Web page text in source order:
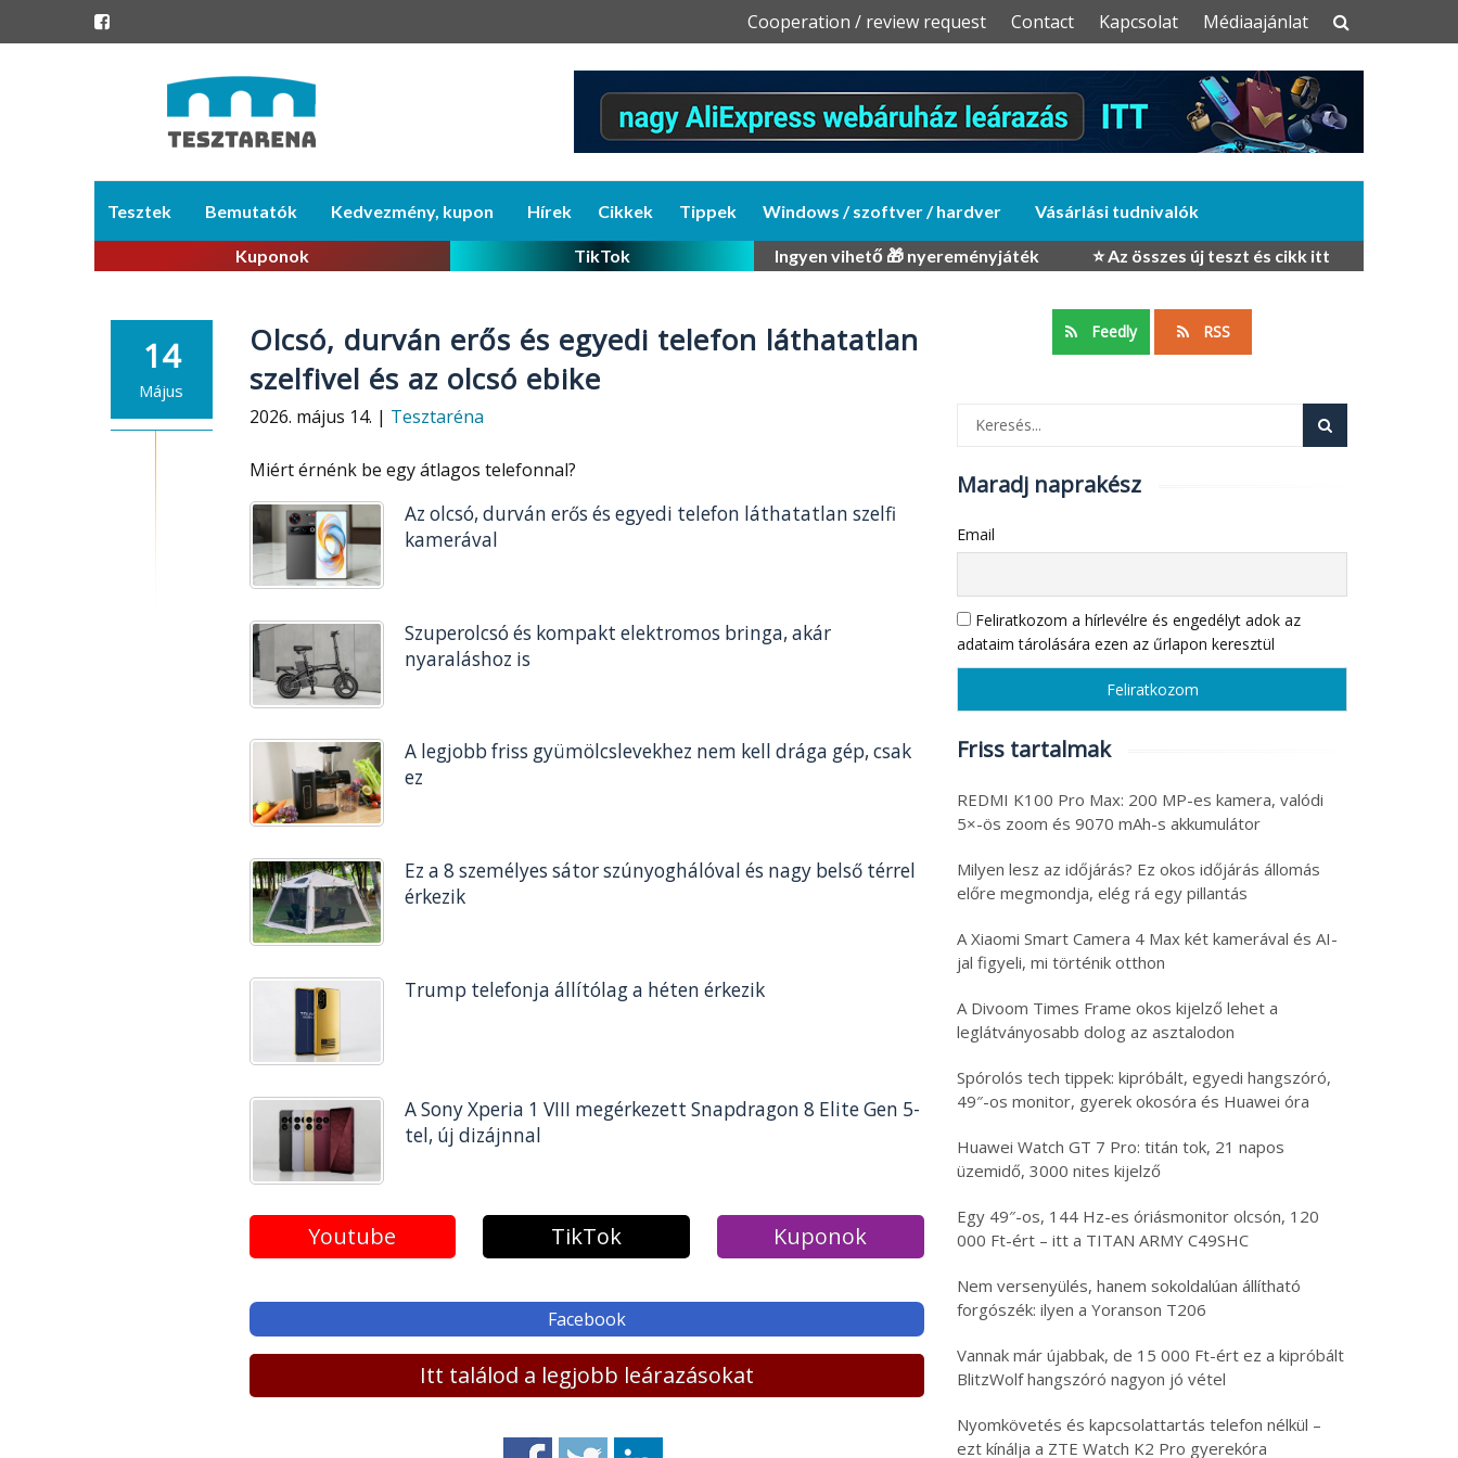
Skip
Cooperation / review request Contact Kapcsolat Médiaajánlat
content
Tesztek Bemutatók Kedvezmény, kupon Hírek Cikkek Tippek Windows / szoftver / hardver Vásárlási tudnivalók
Kuponok TikTok Ingyen vihető 🎁 nyereményjáték ⭐ Az összes új teszt és cikk itt
14
Május
Olcsó, durván erős és egyedi telefon láthatatlan
szelfivel és az olcsó ebike
2026. május 14. | Tesztaréna
Miért érnénk be egy átlagos telefonnal?
Az olcsó, durván erős és egyedi telefon láthatatlan szelfi
kamerával
Szuperolcsó és kompakt elektromos bringa, akár
nyaraláshoz is
A legjobb friss gyümölcslevekhez nem kell drága gép, csak
ez
Ez a 8 személyes sátor szúnyoghálóval és nagy belső térrel
érkezik
Trump telefonja állítólag a héten érkezik
A Sony Xperia 1 VIII megérkezett Snapdragon 8 Elite Gen 5-
tel, új dizájnnal
Youtube TikTok Kuponok
Facebook
Itt találod a legjobb leárazásokat
Feedly RSS
Maradj naprakész
Email
Feliratkozom a hírlevélre és engedélyt adok az
adataim tárolására ezen az űrlapon keresztül
Friss tartalmak
REDMI K100 Pro Max: 200 MP-es kamera, valódi
5×-ös zoom és 9070 mAh-s akkumulátor
Milyen lesz az időjárás? Ez okos időjárás állomás
előre megmondja, elég rá egy pillantás
A Xiaomi Smart Camera 4 Max két kamerával és AI-
jal figyeli, mi történik otthon
A Divoom Times Frame okos kijelző lehet a
leglátványosabb dolog az asztalodon
Spórolós tech tippek: kipróbált, egyedi hangszóró,
49″-os monitor, gyerek okosóra és Huawei óra
Huawei Watch GT 7 Pro: titán tok, 21 napos
üzemidő, 3000 nites kijelző
Egy 49″-os, 144 Hz-es óriásmonitor olcsón, 120
000 Ft-ért – itt a TITAN ARMY C49SHC
Nem versenyülés, hanem sokoldalúan állítható
forgószék: ilyen a Yoranson T206
Vannak már újabbak, de 15 000 Ft-ért ez a kipróbált
BlitzWolf hangszóró nagyon jó vétel
Nyomkövetés és kapcsolattartás telefon nélkül –
ezt kínálja a ZTE Watch K2 Pro gyerekóra